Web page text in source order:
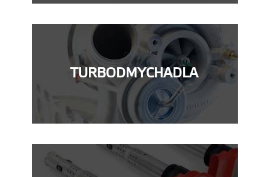
TURBODMYCHADLA